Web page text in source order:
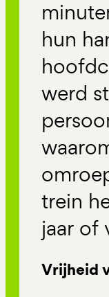
hun
werd
trein
jaar of
Vrijheid